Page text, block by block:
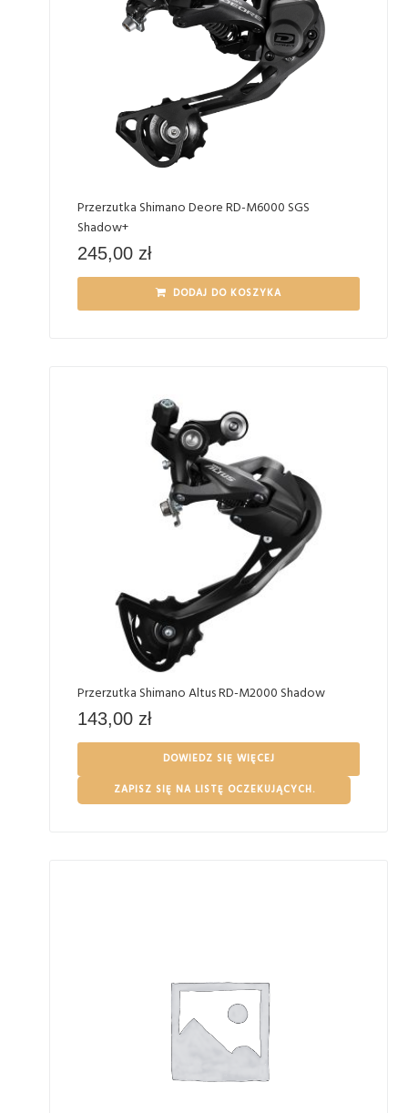
Przerzutka Shimano Deore RD-M6000 SGS
Shadow+
245,00 zł
DODAJ DO KOSZYKA
Przerzutka Shimano Altus RD-M2000 Shadow
143,00 zł
DOWIEDZ SIĘ WIĘCEJ
ZAPISZ SIĘ NA LISTĘ OCZEKUJĄCYCH.